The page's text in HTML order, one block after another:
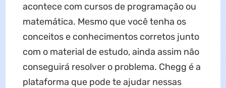
acontece com cursos de programação ou
matemática. Mesmo que você tenha os
conceitos e conhecimentos corretos junto
com o material de estudo, ainda assim não
conseguirá resolver o problema. Chegg é a
plataforma que pode te ajudar nessas